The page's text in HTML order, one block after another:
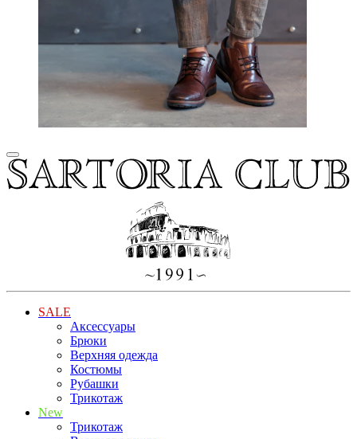
SALE
Аксессуары
Брюки
Верхняя одежда
Костюмы
Рубашки
Трикотаж
New
Трикотаж